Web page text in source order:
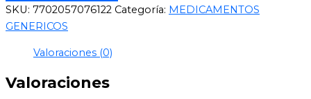
SKU: 7702057076122 Categoría: MEDICAMENTOS
GENERICOS
Valoraciones (0)
Valoraciones